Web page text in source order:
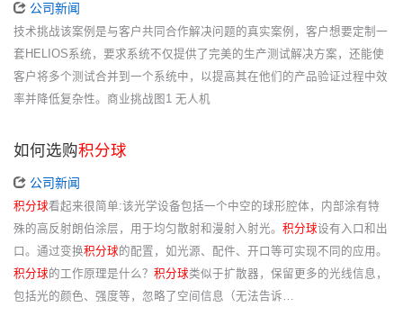
公司新闻
技术挑战该案例是与客户共同合作解决问题的真实案例，客户想要定制一
套HELIOS系统，要求系统不仅提供了完美的生产测试解决方案，还能使
客户将多个测试合并到一个系统中，以提高其在他们的产品验证过程中效
率并降低复杂性。商业挑战图1 无人机
如何选购积分球
公司新闻
积分球看起来很简单:该光学设备包括一个中空的球形腔体，内部涂有特
殊的高反射朗伯涂层，用于均匀散射和漫射入射光。 积分球设有入口和出
口。通过变换积分球 的配置，如光源、配件、开口等可实现不同的应用。
积分球 的工作原理是什么？ 积分球类似于扩散器，保留更多的光线信息，
包括光的颜色、强度等，忽略了空间信息（无法告诉…